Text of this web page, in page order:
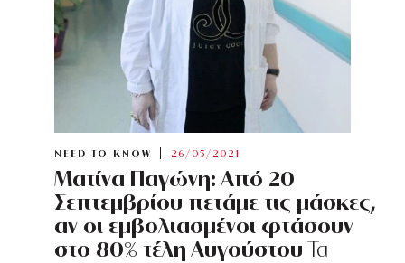
NEED TO KNOW 26/05/2021
Ματίνα Παγώνη: Από 20
Σεπτεμβρίου πετάμε τις μάσκες,
αν οι εμβολιασμένοι φτάσουν
στο 80% τέλη Αυγούστου Τα